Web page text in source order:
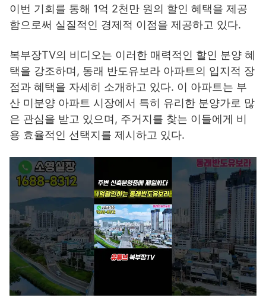
이번 기회를 통해 1억 2천만 원의 할인 혜택을 제공
함으로써 실질적인 경제적 이점을 제공하고 있다.
복부장TV의 비디오는 이러한 매력적인 할인 분양 혜
택을 강조하며, 동래 반도유보라 아파트의 입지적 장
점과 혜택을 자세히 소개하고 있다. 이 아파트는 부
산 미분양 아파트 시장에서 특히 유리한 분양가로 많
은 관심을 받고 있으며, 주거지를 찾는 이들에게 비
용 효율적인 선택지를 제시하고 있다.